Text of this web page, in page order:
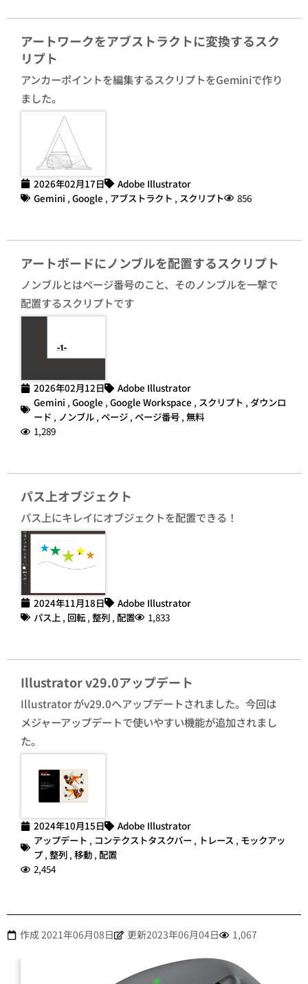
アートワークをアブストラクトに変換するスク
リプト
アンカーポイントを編集するスクリプトをGeminiで作り
ました。
2026年02月17日
Adobe Illustrator
Gemini , Google , アブストラクト , スクリプト 856
アートボードにノンブルを配置するスクリプト
ノンブルとはページ番号のこと、そのノンブルを一撃で
配置するスクリプトです
2026年02月12日
Adobe Illustrator
Gemini , Google , Google Workspace , スクリプト , ダウンロ
ード , ノンブル , ページ , ページ番号 , 無料
1,289
パス上オブジェクト
パス上にキレイにオブジェクトを配置できる！
2024年11月18日
Adobe Illustrator
パス上 , 回転 , 整列 , 配置 1,833
Illustrator v29.0アップデート
Illustrator がv29.0へアップデートされました。今回は
メジャーアップデートで使いやすい機能が追加されまし
た。
2024年10月15日
Adobe Illustrator
アップデート , コンテクストタスクバー , トレース , モックアッ
プ, 整列 , 移動 , 配置
2,454
作成2021年06月08日 更新2023年06月04日 1,067